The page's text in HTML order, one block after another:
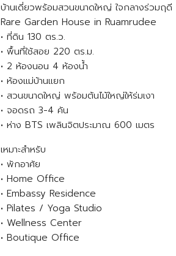
บ้านเดี่ยวพร้อมสวนขนาดใหญ่ ใจกลางร่วมฤดี
Rare Garden House in Ruamrudee
• ที่ดิน 130 ตร.ว.
• พื้นที่ใช้สอย 220 ตร.ม.
• 2 ห้องนอน 4 ห้องน้ำ
• ห้องแม่บ้านแยก
• สวนขนาดใหญ่ พร้อมต้นไม้ใหญ่ให้ร่มเงา
• จอดรถ 3-4 คัน
• ห่าง BTS เพลินจิตประมาณ 600 เมตร
เหมาะสำหรับ
• พักอาศัย
• Home Office
• Embassy Residence
• Pilates / Yoga Studio
• Wellness Center
• Boutique Office